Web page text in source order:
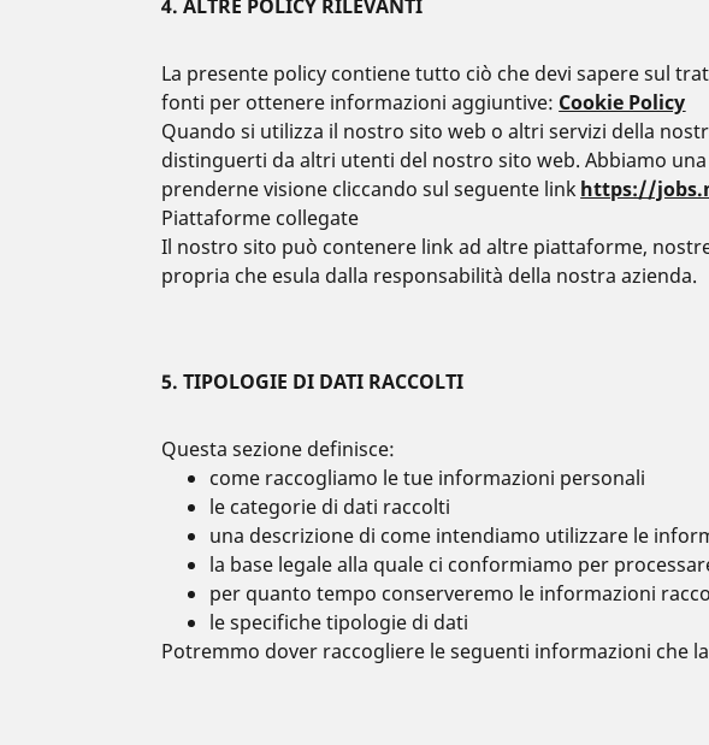
4. ALTRE POLICY RILEVANTI
La presente policy contiene tutto ciò che devi sapere sul
fonti per ottenere informazioni aggiuntive: Cookie Policy
Quando si utilizza il nostro sito web o altri servizi della
distinguerti da altri utenti del nostro sito web. Abbiamo
prenderne visione cliccando sul seguente linkhttps://
Piattaforme collegate
Il nostro sito può contenere link ad altre piattaforme,
propria che esula dalla responsabilità della nostra azienda.
5. TIPOLOGIE DI DATI RACCOLTI
Questa sezione definisce:
come raccogliamo le tue informazioni personali
le categorie di dati raccolti
una descrizione di come intendiamo utilizzare le
la base legale alla quale ci conformiamo per
per quanto tempo conserveremo le informazioni
le specifiche tipologie di dati
Potremmo dover raccogliere le seguenti informazioni che